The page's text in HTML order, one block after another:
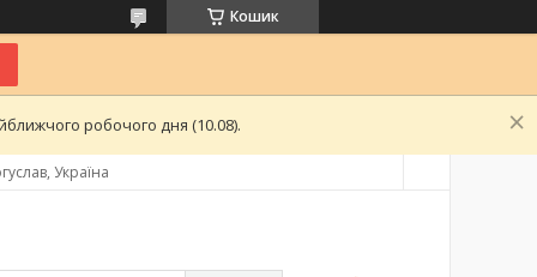
Кошик
робочого дня (10.08).
Україна